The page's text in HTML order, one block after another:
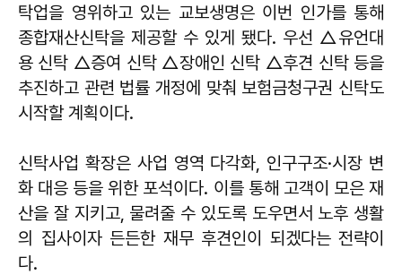
탁업을 영위하고 있는 교보생명은 이번 인가를 통해
종합재산신탁을 제공할 수 있게 됐다. 우선 △유언대
용 신탁 △증여 신탁 △장애인 신탁 △후견 신탁 등을
추진하고 관련 법률 개정에 맞춰 보험금청구권 신탁도
시작할 계획이다.
신탁사업 확장은 사업 영역 다각화, 인구구조·시장 변
화 대응 등을 위한 포석이다. 이를 통해 고객이 모은 재
산을 잘 지키고, 물려줄 수 있도록 도우면서 노후 생활
의 집사이자 든든한 재무 후견인이 되겠다는 전략이
다.